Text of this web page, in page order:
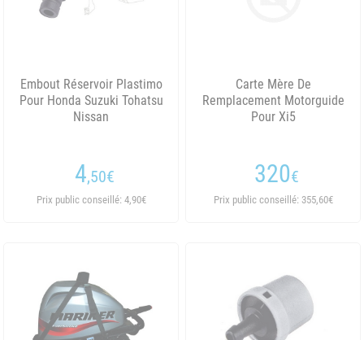
Embout Réservoir Plastimo
Pour Honda Suzuki Tohatsu
Nissan
4,50€
Prix public conseillé: 4,90€
Carte Mère De
Remplacement Motorguide
Pour Xi5
320€
Prix public conseillé: 355,60€